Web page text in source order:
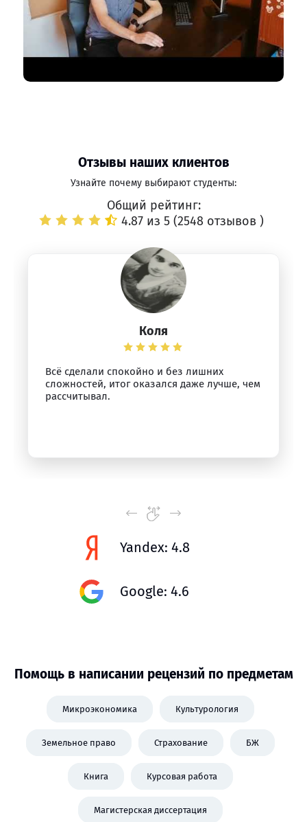
Отзывы наших клиентов
Узнайте почему выбирают студенты:
Общий рейтинг:
4.87 из 5 (2548 отзывов )
Коля
Всё сделали спокойно и без лишних
сложностей, итог оказался даже лучше, чем
рассчитывал.
Yandex: 4.8
Google: 4.6
Помощь в написании рецензий по предметам
Микроэкономика Культурология
Земельное право Страхование БЖ
Книга Курсовая работа
Магистерская диссертация